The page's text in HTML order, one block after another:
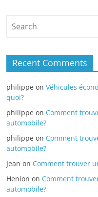
Recent Comments
philippe onVéhicules
quoi?
philippe on Comment
automobile?
philippe on Comment
automobile?
Jean on Comment trouver
Henion on Comment
automobile?